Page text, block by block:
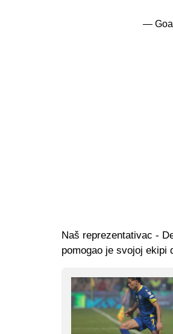
—
Naš reprezentativac -
pomogao je svojoj ekipi